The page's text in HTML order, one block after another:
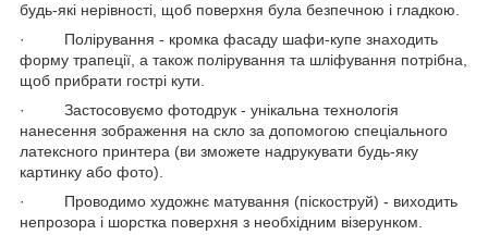
будь-які нерівності, щоб поверхня була безпечною і гладкою.
· Полірування - кромка фасаду шафи-купе знаходить
форму трапеції, а також полірування та шліфування потрібна,
щоб прибрати гострі кути.
· Застосовуємо фотодрук - унікальна технологія
нанесення зображення на скло за допомогою спеціального
латексного принтера (ви зможете надрукувати будь-яку
картинку або фото).
· Проводимо художнє матування (піскоструй) - виходить
непрозора і шорстка поверхня з необхідним візерунком.